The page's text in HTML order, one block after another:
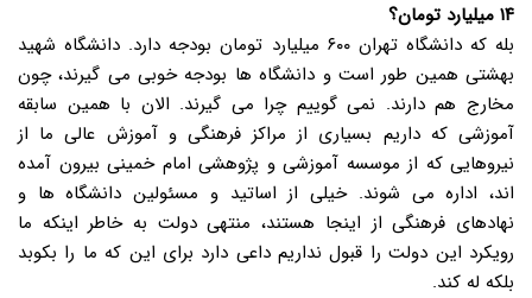
۱۴ میلیارد تومان؟
بله که دانشگاه تهران ۶۰۰ میلیارد تومان بودجه دارد. دانشگاه شهید
بهشتی همین طور است و دانشگاه ها بودجه خوبی می گیرند، چون
مخارج هم دارند. نمی گوییم چرا می گیرند. الان با همین سابقه
آموزشی که داریم بسیاری از مراکز فرهنگی و آموزش عالی ما از
نیروهایی که از موسسه آموزشی و پژوهشی امام خمینی بیرون آمده
اند، اداره می شوند. خیلی از اساتید و مسئولین دانشگاه ها و
نهادهای فرهنگی از اینجا هستند، منتهی دولت به خاطر اینکه ما
رویکرد این دولت را قبول نداریم داعی دارد برای این که ما را بکوبد
بلکه له کند.